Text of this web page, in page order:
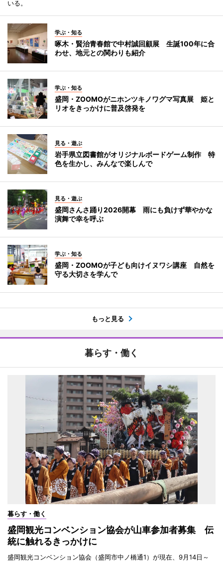
いる。
学ぶ・知る
啄木・賢治青春館で中村誠回顧展 生誕100年に合
わせ、地元との関わりも紹介
学ぶ・知る
盛岡・ZOOMOがニホンツキノワグマ写真展 姫と
リオをきっかけに普及啓発を
見る・遊ぶ
岩手県立図書館がオリジナルボードゲーム制作 特
色を生かし、みんなで楽しんで
見る・遊ぶ
盛岡さんさ踊り2026開幕 雨にも負けず華やかな
演舞で幸を呼ぶ
学ぶ・知る
盛岡・ZOOMOが子ども向けイヌワシ講座 自然を
守る大切さを学んで
もっと見る
暮らす・働く
暮らす・働く
盛岡観光コンベンション協会が山車参加者募集 伝
統に触れるきっかけに
盛岡観光コンベンション協会（盛岡市中ノ橋通1）が現在、9月14日～